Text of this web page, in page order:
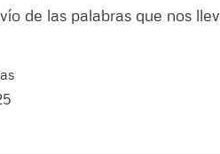
de las palabras que nos